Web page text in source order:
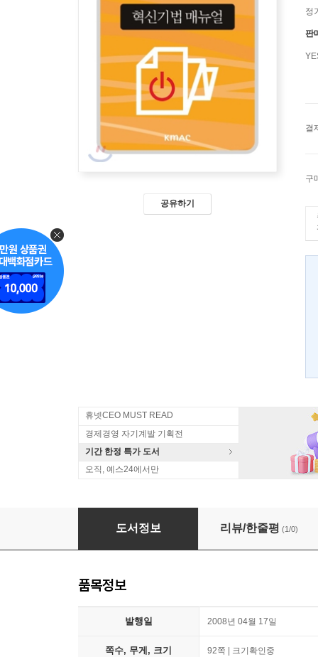
공유하기
정
판
결
구
휴넷CEO MUST READ
경제경영 자기계발 기획전
기간 한정 특가 도서
오직, 예스24에서만
혁신기법 매뉴얼 Innovation Tool Manual
도서정보 리뷰/한줄평 (1/0)
품목정보
발행일 2008년 04월 17일
쪽수, 무게, 크기 92쪽 | 크기확인중